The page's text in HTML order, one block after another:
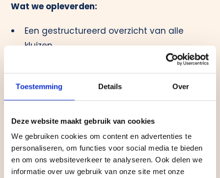
Toestemming Details Over
Deze website maakt gebruik van cookies
We gebruiken cookies om content en advertenties te
personaliseren, om functies voor social media te bieden
en om ons websiteverkeer te analyseren. Ook delen we
informatie over uw gebruik van onze site met onze
Wat we opleverden:
Een gestructureerd overzicht van alle
kluizen
Heldere categorieën en productstructuur
checkout
Een gestroomlijnd leadproces van
aanvraag tot opvolging
Volledig responsive en eenvoudig
beheerbaar